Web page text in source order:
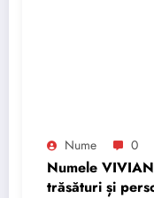
Nume 0
Numele
trăsături și